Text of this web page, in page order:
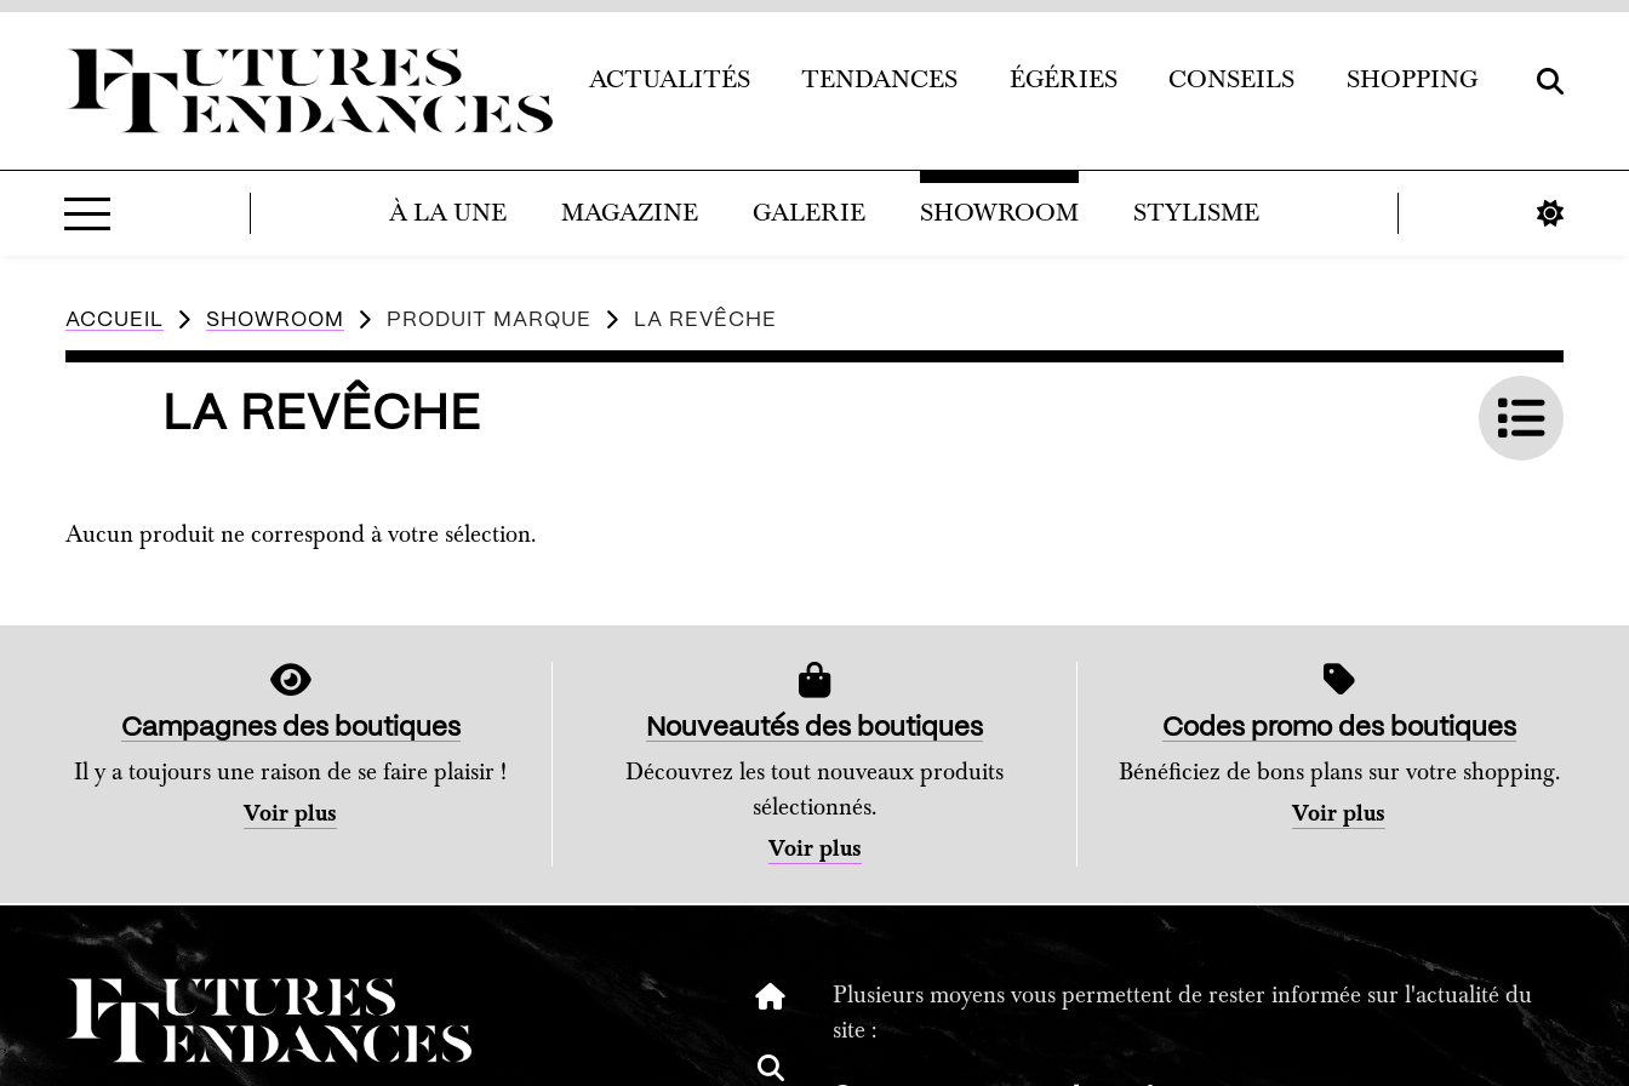
ACTUALITÉS TENDANCES ÉGÉRIES CONSEILS SHOPPING
À LA UNE MAGAZINE GALERIE SHOWROOM STYLISME
ACCUEIL SHOWROOM PRODUIT MARQUE LA REVÊCHE
LA REVÊCHE
Aucun produit ne correspond à votre sélection.
Campagnes des boutiques
Il y a toujours une raison de se faire plaisir !
Voir plus
Nouveautés des boutiques
Découvrez les tout nouveaux produits
sélectionnés.
Voir plus
Codes promo des boutiques
Bénéficiez de bons plans sur votre shopping.
Voir plus
Plusieurs moyens vous permettent de rester informée sur l'actualité du
site :